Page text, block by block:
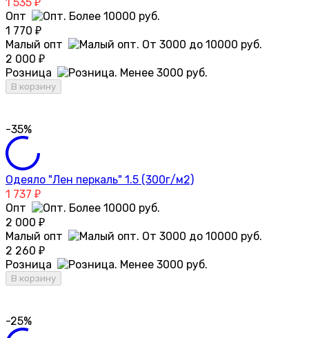
₽
Опт
1 770 ₽
Малый опт
2 000 ₽
Розница
В корзину
-35%
Одеяло "Лен перкаль" 1.5 (300г/м2)
1 737 ₽
Опт
2 000 ₽
Малый опт
2 260 ₽
Розница
В корзину
-25%